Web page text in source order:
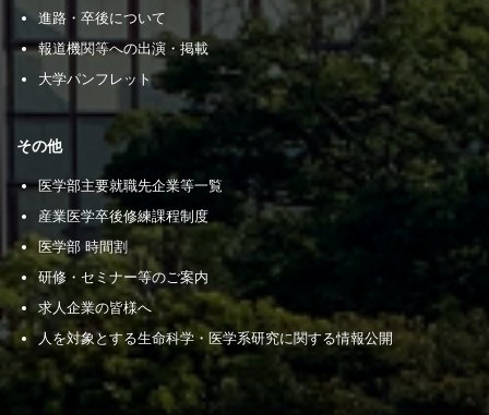
進路・卒後について
報道機関等への出演・掲載
大学パンフレット
その他
医学部主要就職先企業等一覧
産業医学卒後修練課程制度
医学部 時間割
研修・セミナー等のご案内
求人企業の皆様へ
人を対象とする生命科学・医学系研究に関する情報公開